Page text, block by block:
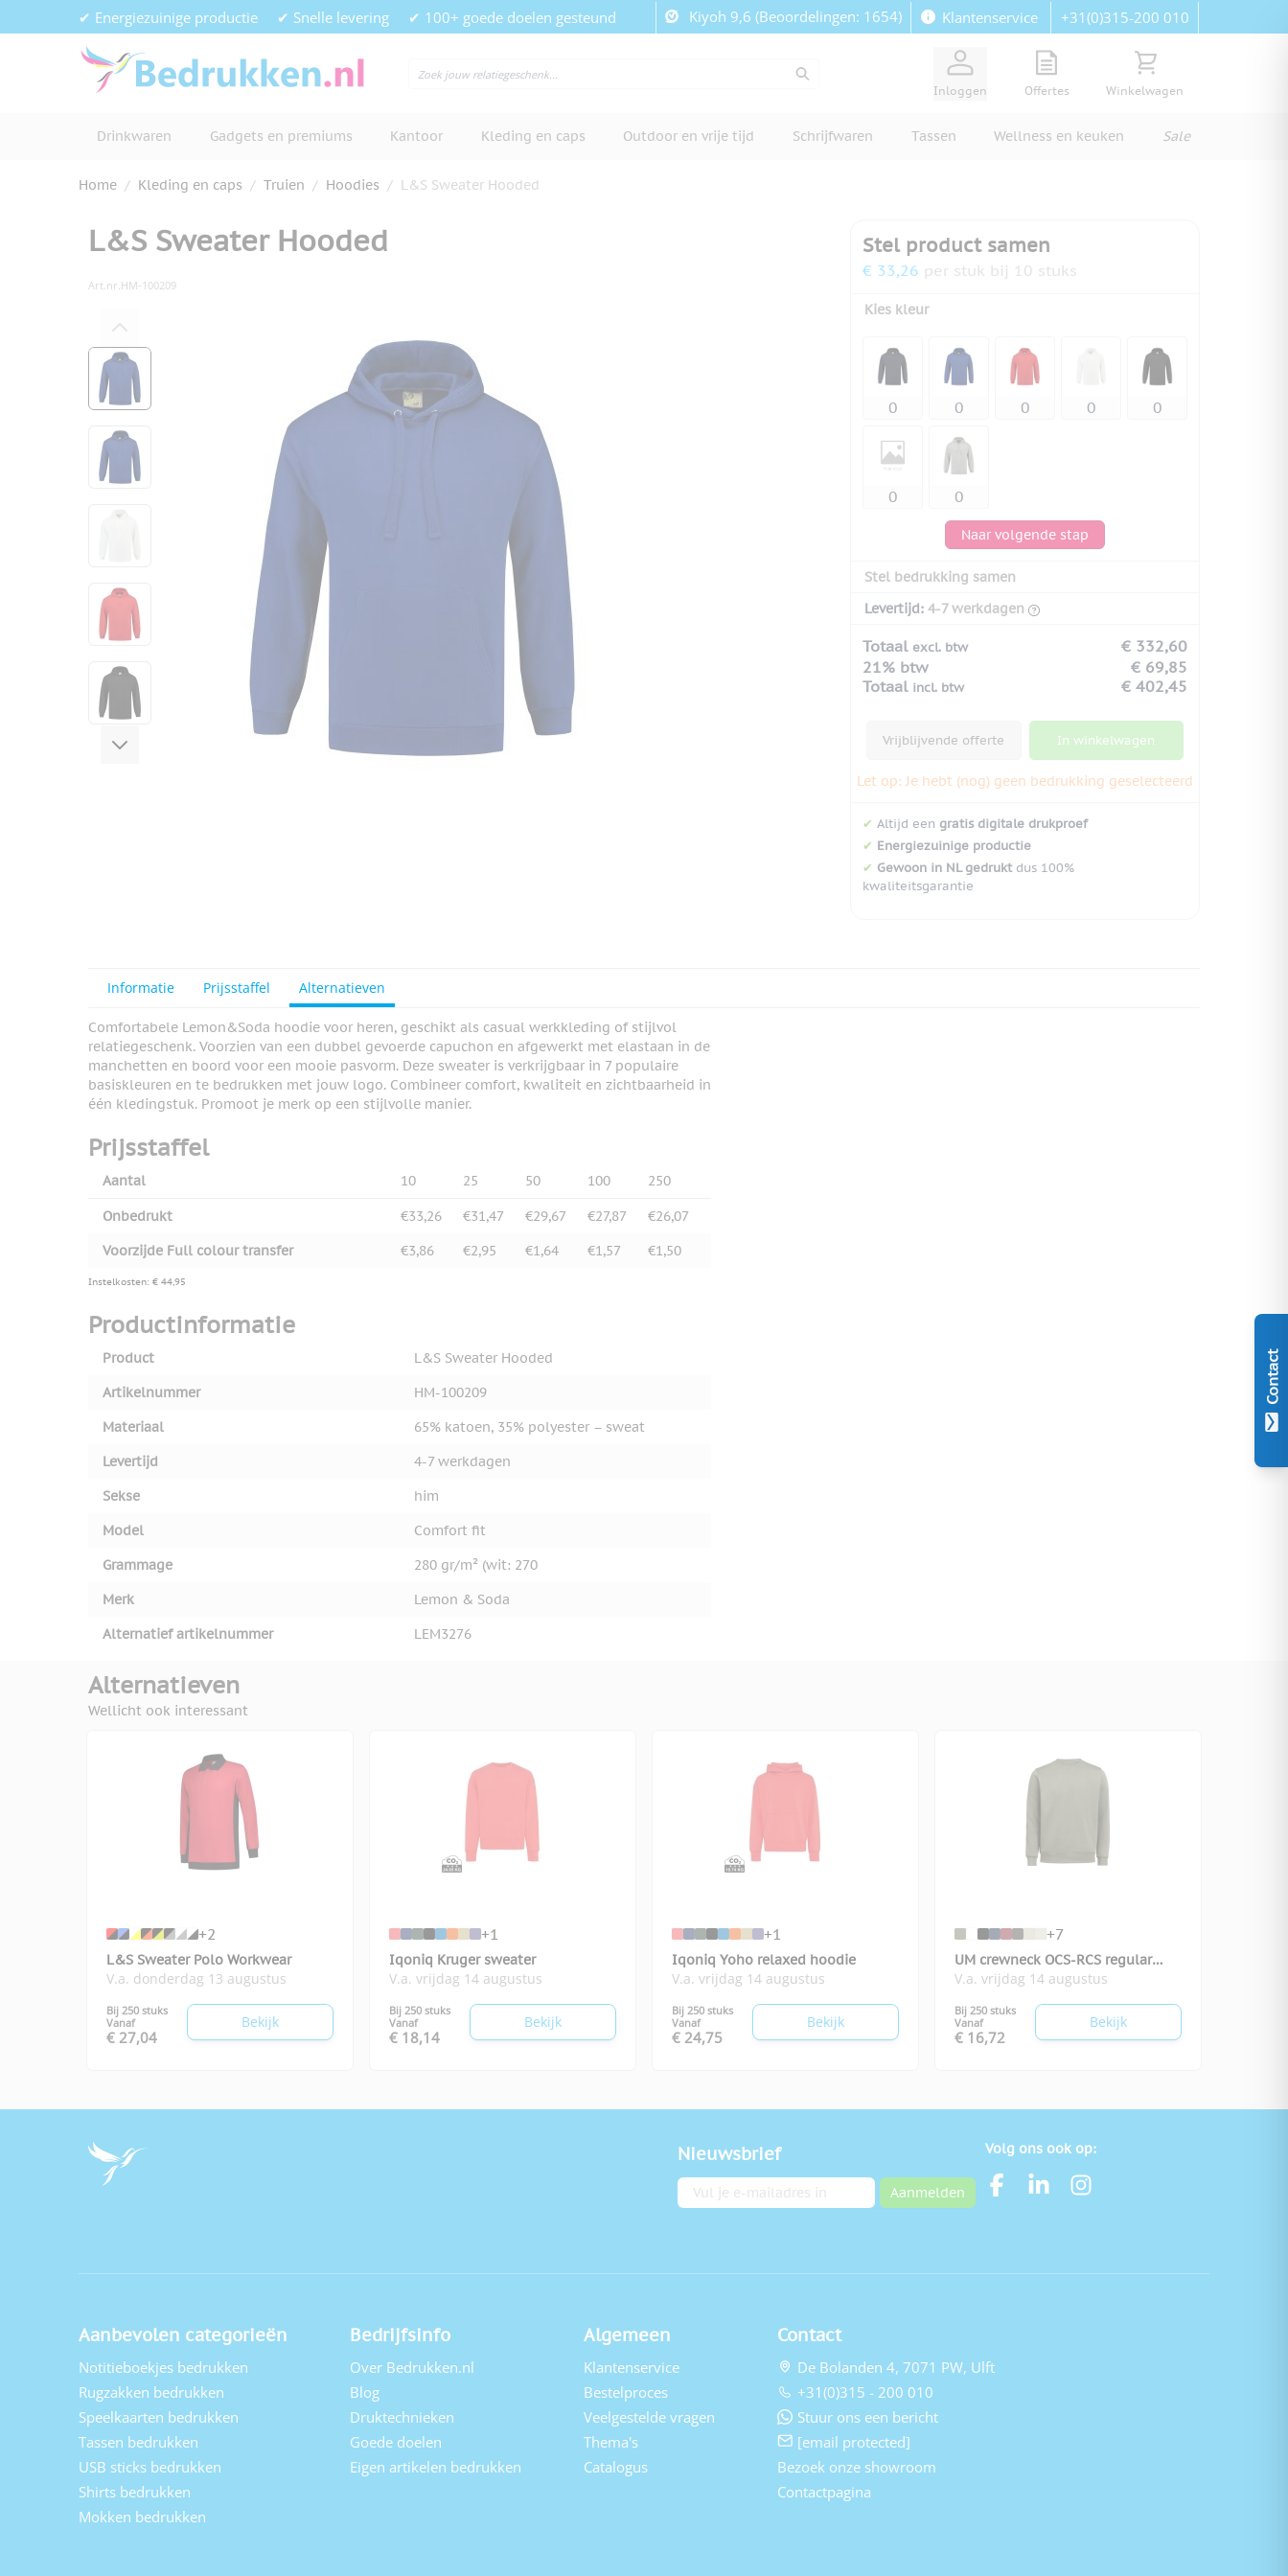
Contact
Ga naar de inhoud✔ Energiezuinige productie ✔ Snelle levering ✔ 100+ goede doelen gesteund Kiyoh 9,6 (Beoordelingen: 1654) Klantenservice +31(0)315-200 010
Inloggen
View quote, Quote is empty
Offertes
Bekijk winkelwagen,
Winkelwagen
Drinkwaren Gadgets en premiums Kantoor Kleding en caps Outdoor en vrije tijd Schrijfwaren Tassen Wellness en keuken Sale
Home / Kleding en caps / Truien / Hoodies / L&S Sweater Hooded
L&S Sweater Hooded
Art.nr.HM-100209
View larger image
View larger image
View larger image
View larger image
View larger image
View larger image
Stel product samen
€ 33,26 per stuk bij 10 stuks
Kies kleur
Naar volgende stap
Stel bedrukking samen
Levertijd: 4-7 werkdagen
Totaal excl. btw
€ 332,60
21% btw
€ 69,85
Totaal incl. btw € 402,45
Vrijblijvende offerte In winkelwagen
Let op: Je hebt (nog) geen bedrukking geselecteerd
✔ Altijd een gratis digitale drukproef
✔ Energiezuinige productie
✔ Gewoon in NL gedruktdus 100%
kwaliteitsgarantie
Informatie Prijsstaffel Alternatieven
Comfortabele Lemon&Soda hoodie voor heren, geschikt als casual werkkleding of stijlvol
relatiegeschenk. Voorzien van een dubbel gevoerde capuchon en afgewerkt met elastaan in de
manchetten en boord voor een mooie pasvorm. Deze sweater is verkrijgbaar in 7 populaire
basiskleuren en te bedrukken met jouw logo. Combineer comfort, kwaliteit en zichtbaarheid in
één kledingstuk. Promoot je merk op een stijlvolle manier.
Prijsstaffel
Aantal 10 25 50 100 250
Onbedrukt €33,26 €31,47 €29,67 €27,87
€26,07
Voorzijde Full colour transfer
€3,86 €2,95 €1,64 €1,57 €1,50
Instelkosten: € 44,95
Productinformatie
Product
L&S Sweater Hooded
Artikelnummer
HM-100209
Materiaal
65% katoen, 35% polyester – sweat
Levertijd
4-7 werkdagen
Sekse
him
Model
Comfort fit
Grammage
280 gr/m² (wit: 270
Merk
Lemon & Soda
Alternatief artikelnummer
LEM3276
Alternatieven
Wellicht ook interessant
+2
L&S Sweater Polo Workwear
V.a. donderdag 13 augustus
Bij 250 stuks
Vanaf
€ 27,04
Bekijk
+1
Iqoniq Kruger sweater
V.a. vrijdag 14 augustus
Bij 250 stuks
Vanaf
€ 18,14
Bekijk
+1
Iqoniq Yoho relaxed hoodie
V.a. vrijdag 14 augustus
Bij 250 stuks
Vanaf
€ 24,75
Bekijk
+7
UM crewneck OCS-RCS regular
unisex
V.a. vrijdag 14 augustus
Bij 250 stuks
Vanaf
€ 16,72
Bekijk
Nieuwsbrief
E-mailadres Aanmelden
Volg ons ook op:
Aanbevolen categorieën
Notitieboekjes bedrukken
Rugzakken bedrukken
Speelkaarten bedrukken
Tassen bedrukken
USB sticks bedrukken
Shirts bedrukken
Mokken bedrukken
Bedrijfsinfo
Over Bedrukken.nl
Blog
Druktechnieken
Goede doelen
Eigen artikelen bedrukken
Algemeen
Klantenservice
Bestelproces
Veelgestelde vragen
Thema's
Catalogus
Contact
De Bolanden 4, 7071 PW, Ulft
+31(0)315 - 200 010
Stuur ons een bericht
[email protected]
Bezoek onze showroom
Contactpagina